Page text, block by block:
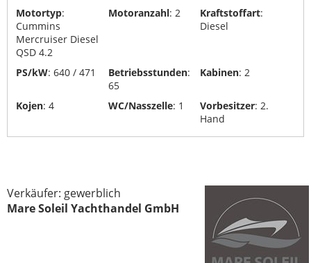
Motortyp:
Cummins
Mercruiser Diesel
QSD 4.2
Motoranzahl: 2 Kraftstoffart:
Diesel
PS/kW: 640 / 471 Betriebsstunden:
65
Kabinen: 2
Kojen: 4 WC/Nasszelle: 1 Vorbesitzer: 2.
Hand
Verkäufer: gewerblich
Mare Soleil Yachthandel GmbH